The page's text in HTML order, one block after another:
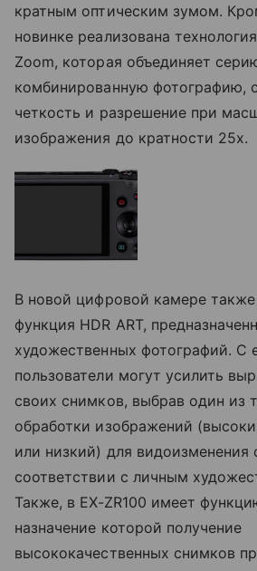
кратным оптическим зумом.
новинке реализована
Zoom, которая объединяет
комбинированную фотографию,
четкость и разрешение при
изображения до кратности 25x.
В новой цифровой камере также
функция HDR ART,
художественных фотографий.
пользователи могут усилить
своих снимков, выбрав один из
обработки изображений
или низкий) для видоизменения
соответствии с личным
Также, в EX-ZR100 имеет
назначение которой получение
высококачественных снимков